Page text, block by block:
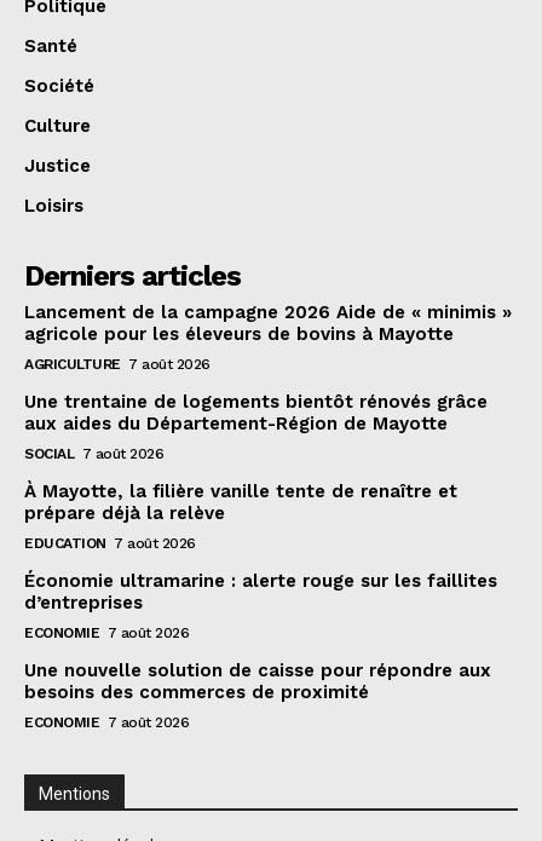
Politique
Santé
Société
Culture
Justice
Loisirs
Derniers articles
Lancement de la campagne 2026 Aide de « minimis »
agricole pour les éleveurs de bovins à Mayotte
AGRICULTURE 7 août 2026
Une trentaine de logements bientôt rénovés grâce
aux aides du Département-Région de Mayotte
SOCIAL 7 août 2026
À Mayotte, la filière vanille tente de renaître et
prépare déjà la relève
EDUCATION 7 août 2026
Économie ultramarine : alerte rouge sur les faillites
d’entreprises
ECONOMIE 7 août 2026
Une nouvelle solution de caisse pour répondre aux
besoins des commerces de proximité
ECONOMIE 7 août 2026
Mentions